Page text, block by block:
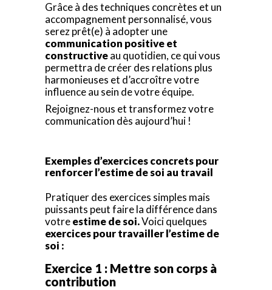
Grâce à des techniques concrètes et un
accompagnement personnalisé, vous
serez prêt(e) à adopter une
communication positive et
constructiveau quotidien, ce qui vous
permettra de créer des relations plus
harmonieuses et d’accroître votre
influence au sein de votre équipe.
Rejoignez-nous et transformez votre
communication dès aujourd’hui !
Exemples d’exercices concrets pour
renforcer l’estime de soi au travail
Pratiquer des exercices simples mais
puissants peut faire la différence dans
votreestime de soi.Voici quelques
exercices pour travailler l’estime de
soi :
Exercice 1 : Mettre son corps à
contribution